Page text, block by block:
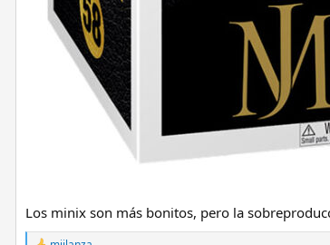
Los minix son más bonitos, pero la